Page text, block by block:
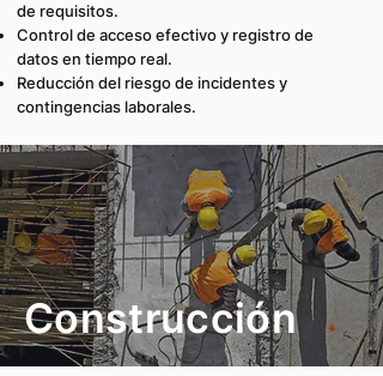
de requisitos.
Control de acceso efectivo y registro de
datos en tiempo real.
Reducción del riesgo de incidentes y
contingencias laborales.
Construcción